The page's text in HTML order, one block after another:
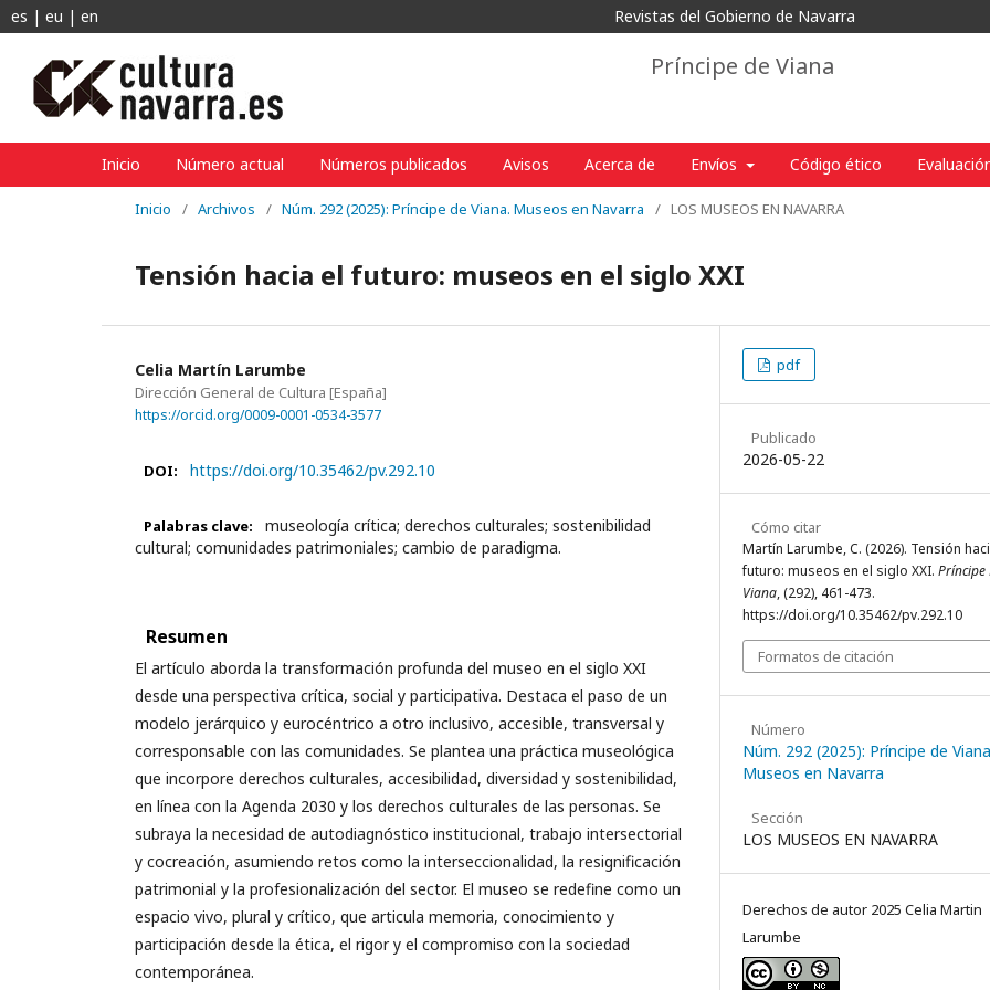
Príncipe de Viana
Inicio Número actual Números publicados Avisos Acerca de Envíos Código ético
es | eu | en Revistas del Gobierno de Navarra
Inicio / Archivos / Núm. 292 (2025): Príncipe de Viana. Museos en Navarra / LOS MUSEOS EN NAVARRA
Tensión hacia el futuro: museos en el siglo XXI
Celia Martín Larumbe
Dirección General de Cultura [España]
https://orcid.org/0009-0001-0534-3577
DOI: https://doi.org/10.35462/pv.292.10
Palabras clave:
museología crítica; derechos culturales; sostenibilidad
cultural; comunidades patrimoniales; cambio de paradigma.
Resumen
El artículo aborda la transformación profunda del museo en el siglo XXI
desde una perspectiva crítica, social y participativa. Destaca el paso de un
modelo jerárquico y eurocéntrico a otro inclusivo, accesible, transversal y
corresponsable con las comunidades. Se plantea una práctica museológica
que incorpore derechos culturales, accesibilidad, diversidad y sostenibilidad,
en línea con la Agenda 2030 y los derechos culturales de las personas. Se
subraya la necesidad de autodiagnóstico institucional, trabajo intersectorial
y cocreación, asumiendo retos como la interseccionalidad, la resignificación
patrimonial y la profesionalización del sector. El museo se redefine como un
espacio vivo, plural y crítico, que articula memoria, conocimiento y
participación desde la ética, el rigor y el compromiso con la sociedad
contemporánea.
pdf
Publicado
2026-05-22
Cómo citar
Martín Larumbe, C. (2026). Tensión
futuro: museos en el siglo XXI. Príncipe
Viana, (292), 461-473.
https://doi.org/10.35462/pv.292.10
Formatos de citación
Número
Núm. 292 (2025): Príncipe de
Museos en Navarra
Sección
LOS MUSEOS EN NAVARRA
Derechos de autor 2025 Celia Martin
Larumbe